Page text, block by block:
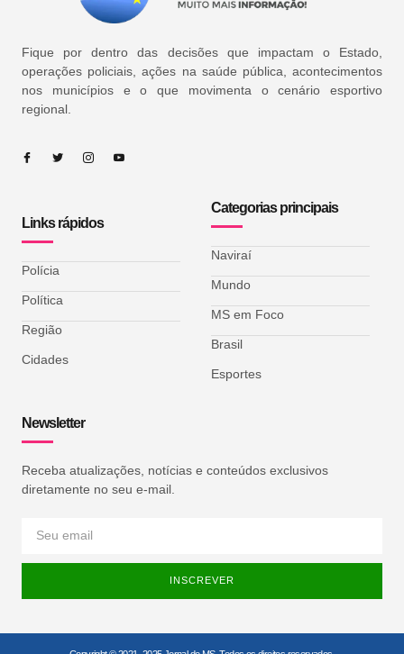
Fique por dentro das decisões que impactam o Estado,
operações policiais, ações na saúde pública, acontecimentos
nos municípios e o que movimenta o cenário esportivo
regional.
Links rápidos
Polícia
Política
Região
Cidades
Categorias principais
Naviraí
Mundo
MS em Foco
Brasil
Esportes
Newsletter
Receba atualizações, notícias e conteúdos exclusivos
diretamente no seu e-mail.
INSCREVER